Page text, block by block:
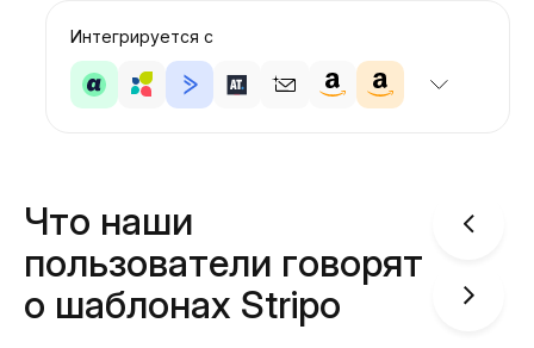
Интегрируется с
Что наши
пользователи говорят
о шаблонах Stripo